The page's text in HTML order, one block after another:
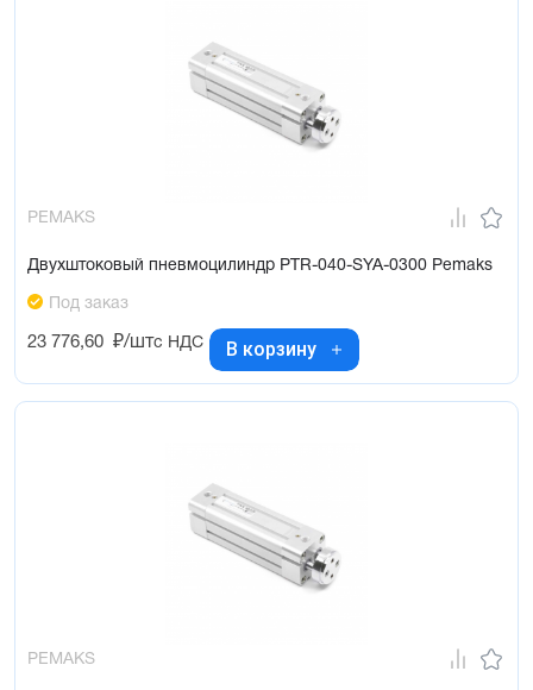
PEMAKS
Двухштоковый пневмоцилиндр PTR-040-SYA-0300 Pemaks
Под заказ
23 776,60 ₽/штс НДС В корзину
PEMAKS